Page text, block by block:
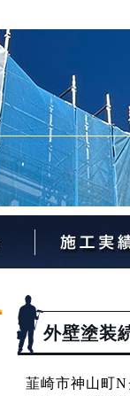
外壁塗装
韮崎市神山町